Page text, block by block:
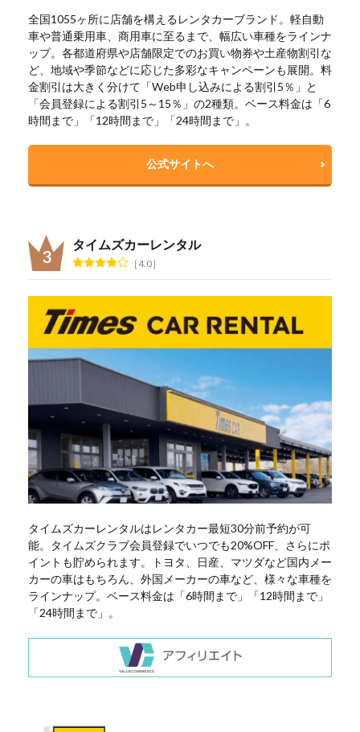
全国1055ヶ所に店舗を構えるレンタカーブランド。軽自動
車や普通乗用車、商用車に至るまで、幅広い車種をラインナ
ップ。各都道府県や店舗限定でのお買い物券や土産物割引な
ど、地域や季節などに応じた多彩なキャンペーンも展開。料
金割引は大きく分けて「Web申し込みによる割引5％」と
「会員登録による割引5～15％」の2種類。ベース料金は「6
時間まで」「12時間まで」「24時間まで」。
公式サイトへ
タイムズカーレンタル
4.0
タイムズカーレンタルはレンタカー最短30分前予約が可
能。タイムズクラブ会員登録でいつでも20%OFF、さらにポ
イントも貯められます。トヨタ、日産、マツダなど国内メー
カーの車はもちろん、外国メーカーの車など、様々な車種を
ラインナップ。ベース料金は「6時間まで」「12時間まで」
「24時間まで」。